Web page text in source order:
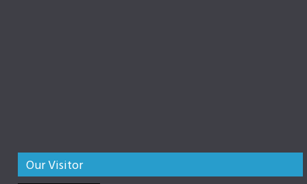
Our Visitor